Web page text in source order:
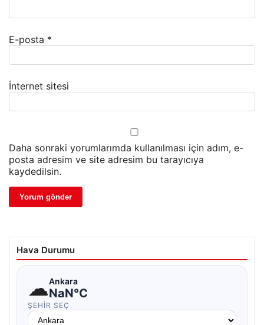
E-posta *
İnternet sitesi
Daha sonraki yorumlarımda kullanılması için adım, e-
posta adresim ve site adresim bu tarayıcıya
kaydedilsin.
Hava Durumu
☁Ankara
NaN°C
ŞEHIR SEÇ